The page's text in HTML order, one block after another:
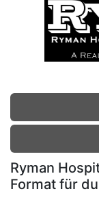
Ryman
Format für